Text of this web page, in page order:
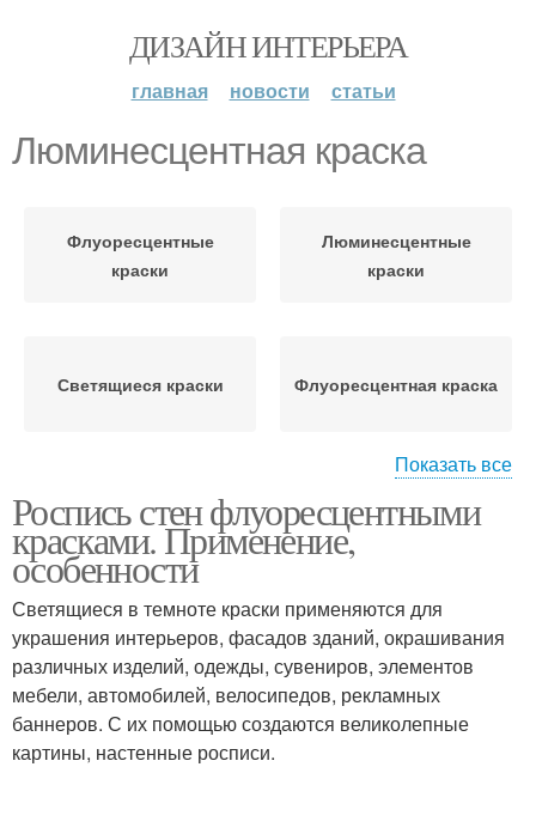
ДИЗАЙН ИНТЕРЬЕРА
главная новости статьи
Люминесцентная краска
Флуоресцентные
краски
Люминесцентные
краски
Светящиеся краски Флуоресцентная краска
Краски в интерьере
рисунки
Показать все
Роспись стен флуоресцентными
красками. Применение,
особенности
Светящиеся в темноте краски применяются для
украшения интерьеров, фасадов зданий, окрашивания
различных изделий, одежды, сувениров, элементов
мебели, автомобилей, велосипедов, рекламных
баннеров. С их помощью создаются великолепные
картины, настенные росписи.